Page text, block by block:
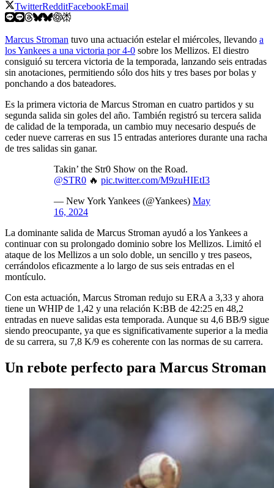
TwitterRedditFacebookEmail
Marcus Stroman tuvo una actuación estelar el miércoles, llevando a
los Yankees a una victoria por 4-0 sobre los Mellizos. El diestro
consiguió su tercera victoria de la temporada, lanzando seis entradas
sin anotaciones, permitiendo sólo dos hits y tres bases por bolas y
ponchando a dos bateadores.
Es la primera victoria de Marcus Stroman en cuatro partidos y su
segunda salida sin goles del año. También registró su tercera salida
de calidad de la temporada, un cambio muy necesario después de
ceder nueve carreras en sus 15 entradas anteriores durante una racha
de tres salidas sin ganar.
Takin’ the Str0 Show on the Road.
@STR0 🔥 pic.twitter.com/M9zuHIEtI3
— New York Yankees (@Yankees) May
16, 2024
La dominante salida de Marcus Stroman ayudó a los Yankees a
continuar con su prolongado dominio sobre los Mellizos. Limitó el
ataque de los Mellizos a un solo doble, un sencillo y tres paseos,
cerrándolos eficazmente a lo largo de sus seis entradas en el
montículo.
Con esta actuación, Marcus Stroman redujo su ERA a 3,33 y ahora
tiene un WHIP de 1,42 y una relación K:BB de 42:25 en 48,2
entradas en nueve salidas esta temporada. Aunque su 4,6 BB/9 sigue
siendo preocupante, ya que es significativamente superior a la media
de su carrera, su 7,8 K/9 es coherente con las normas de su carrera.
Un rebote perfecto para Marcus Stroman